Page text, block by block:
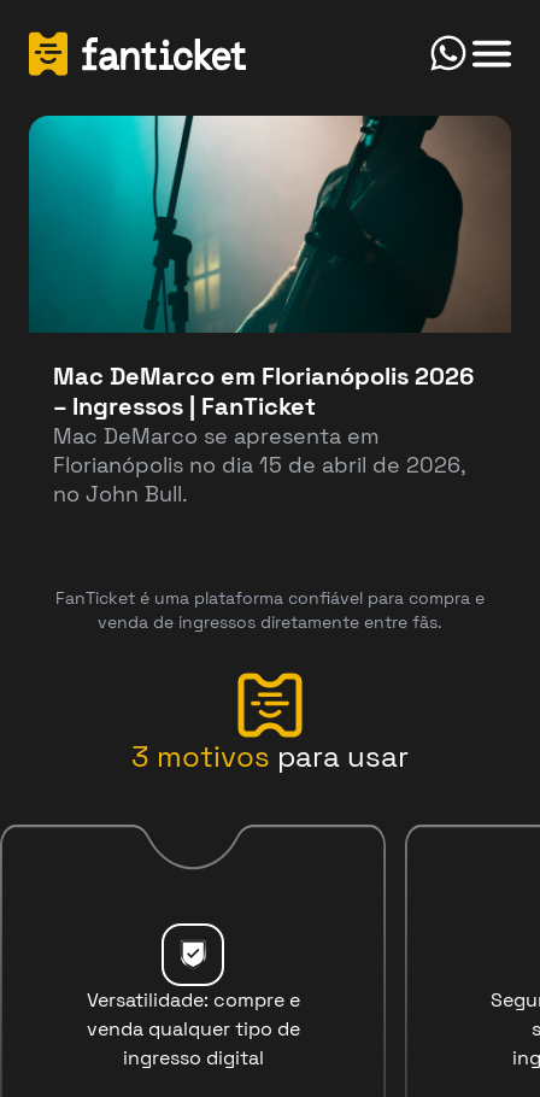
Click
Mac DeMarco em Florianópolis 2026
– Ingressos | FanTicket
Mac DeMarco se apresenta em
Florianópolis no dia 15 de abril de 2026,
no John Bull.
FanTicket é uma plataforma confiável para compra e
venda de ingressos diretamente entre fãs.
3 motivos para usar
Versatilidade: compre e
venda qualquer tipo de
ingresso digital
Olá! Bem-vindo(a) ao FanTicketBot. Como
posso te ajudar hoje? Você deseja vender ou
Vender Comprar